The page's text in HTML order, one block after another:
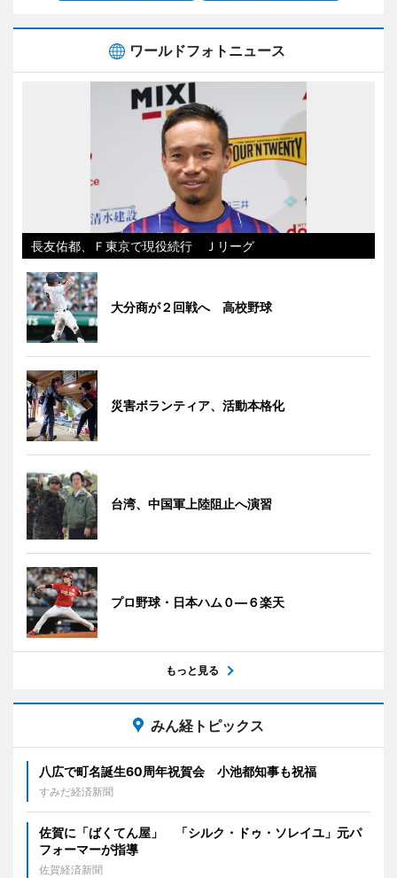
ワールドフォトニュース
長友佑都、Ｆ東京で現役続行 Ｊリーグ
大分商が２回戦へ 高校野球
災害ボランティア、活動本格化
台湾、中国軍上陸阻止へ演習
プロ野球・日本ハム０―６楽天
もっと見る
みん経トピックス
八広で町名誕生60周年祝賀会 小池都知事も祝福
すみだ経済新聞
佐賀に「ばくてん屋」 「シルク・ドゥ・ソレイユ」元パ
フォーマーが指導
佐賀経済新聞